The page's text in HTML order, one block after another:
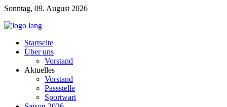
Sonntag, 09. August 2026
Startseite
Über uns
Vorstand
Aktuelles
Vorstand
Passstelle
Sportwart